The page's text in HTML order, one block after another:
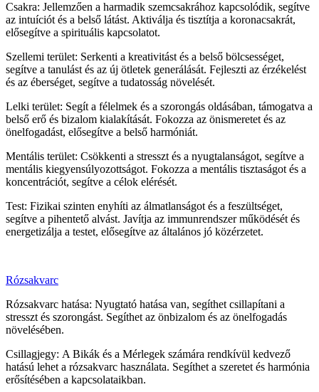
Csakra: Jellemzően a harmadik szemcsakrához kapcsolódik, segítve
az intuíciót és a belső látást. Aktiválja és tisztítja a koronacsakrát,
elősegítve a spirituális kapcsolatot.
Szellemi terület: Serkenti a kreativitást és a belső bölcsességet,
segítve a tanulást és az új ötletek generálását. Fejleszti az érzékelést
és az éberséget, segítve a tudatosság növelését.
Lelki terület: Segít a félelmek és a szorongás oldásában, támogatva a
belső erő és bizalom kialakítását. Fokozza az önismeretet és az
önelfogadást, elősegítve a belső harmóniát.
Mentális terület: Csökkenti a stresszt és a nyugtalanságot, segítve a
mentális kiegyensúlyozottságot. Fokozza a mentális tisztaságot és a
koncentrációt, segítve a célok elérését.
Test: Fizikai szinten enyhíti az álmatlanságot és a feszültséget,
segítve a pihentető alvást. Javítja az immunrendszer működését és
energetizálja a testet, elősegítve az általános jó közérzetet.
Rózsakvarc
Rózsakvarc hatása: Nyugtató hatása van, segíthet csillapítani a
stresszt és szorongást. Segíthet az önbizalom és az önelfogadás
növelésében.
Csillagjegy: A Bikák és a Mérlegek számára rendkívül kedvező
hatású lehet a rózsakvarc használata. Segíthet a szeretet és harmónia
erősítésében a kapcsolataikban.